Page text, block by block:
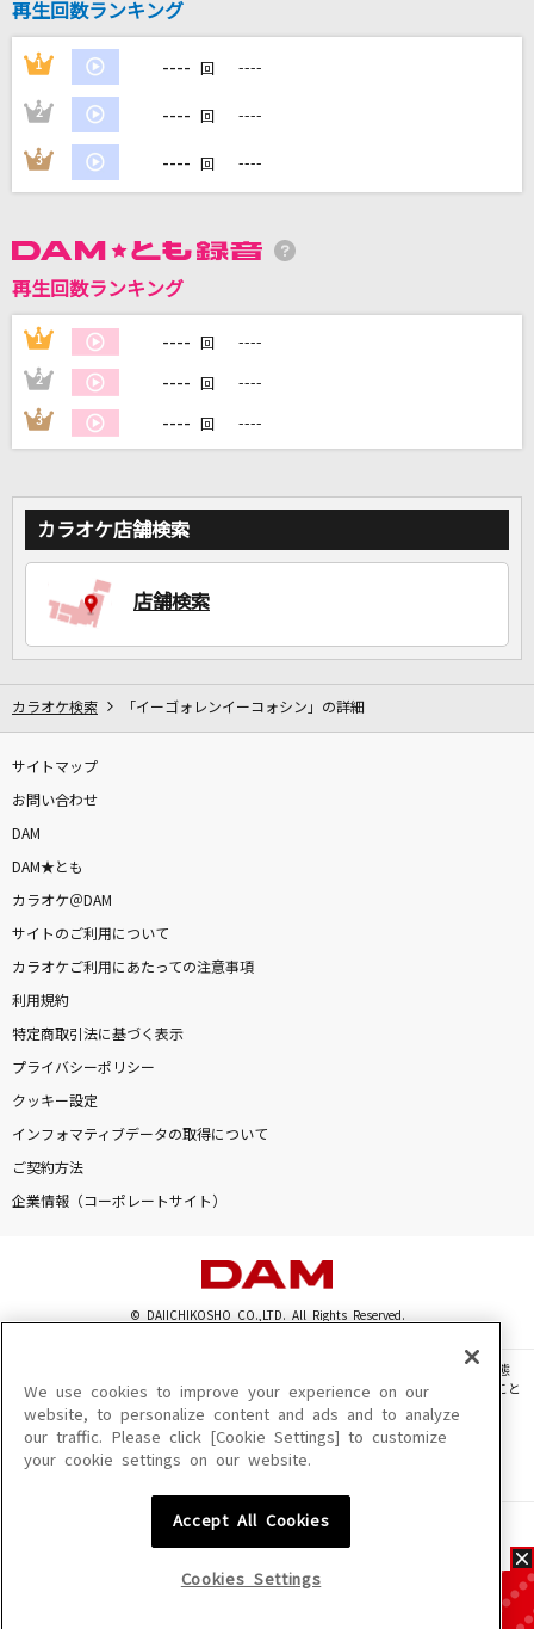
[生音]横須賀ストーリー
山口百恵
JANE DOE(ビデオクリップバージョン)
米津玄師, 宇多田ヒカル
倉木麻衣
VALENTI
BoA
カラオケをもっと楽しもう！
再生回数ランキング
1 ---- 回 ----
2 ---- 回 ----
3 ---- 回 ----
再生回数ランキング
1 ---- 回 ----
2 ---- 回 ----
3 ---- 回 ----
カラオケ店舗検索
店舗検索
カラオケ検索 「イーゴォレンイーコォシン」の詳細
サイトマップ
お問い合わせ
DAM
DAM★とも
カラオケ＠DAM
サイトのご利用について
カラオケご利用にあたっての注意事項
利用規約
特定商取引法に基づく表示
プライバシーポリシー
クッキー設定
インフォマティブデータの取得について
ご契約方法
企業情報（コーポレートサイト）
© DAIICHIKOSHO CO.,LTD. All Rights Reserved.
このサイトに掲載されている一切の文章・画像・写真・動画・音声等を、手段や形態
を問わず、著作権法の定める範囲を超えて無断で複製、転載、ファイル化などすること
を禁じます。
楽曲及びコンテンツは、機種によりご利用いただけない場合があります。
楽曲及びコンテンツの配信日、配信内容が変更になる場合があります。
We use cookies to improve your experience on our
website, to personalize content and ads and to analyze
our traffic. Please click [Cookie Settings] to customize
your cookie settings on our website.
Accept All Cookies
Cookies Settings